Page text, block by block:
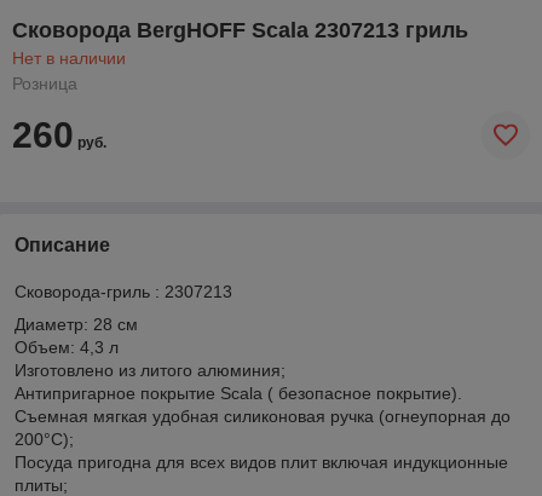
Сковорода BergHOFF Scala 2307213 гриль
Нет в наличии
Розница
260 руб.
Описание
Сковорода-гриль : 2307213
Диаметр: 28 см
Объем: 4,3 л
Изготовлено из литого алюминия;
Антипригарное покрытие Scala ( безопасное покрытие).
Съемная мягкая удобная силиконовая ручка (огнеупорная до
200°С);
Посуда пригодна для всех видов плит включая индукционные
плиты;